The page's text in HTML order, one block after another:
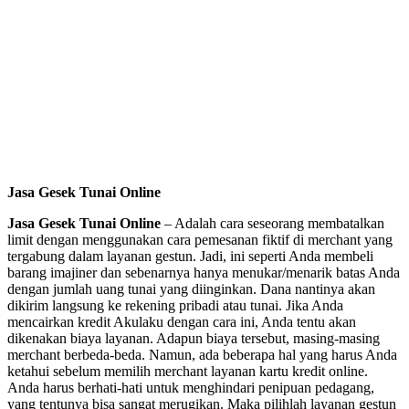
Jasa Gesek Tunai Online
Jasa Gesek Tunai Online – Adalah cara seseorang membatalkan
limit dengan menggunakan cara pemesanan fiktif di merchant yang
tergabung dalam layanan gestun. Jadi, ini seperti Anda membeli
barang imajiner dan sebenarnya hanya menukar/menarik batas Anda
dengan jumlah uang tunai yang diinginkan. Dana nantinya akan
dikirim langsung ke rekening pribadi atau tunai. Jika Anda
mencairkan kredit Akulaku dengan cara ini, Anda tentu akan
dikenakan biaya layanan. Adapun biaya tersebut, masing-masing
merchant berbeda-beda. Namun, ada beberapa hal yang harus Anda
ketahui sebelum memilih merchant layanan kartu kredit online.
Anda harus berhati-hati untuk menghindari penipuan pedagang,
yang tentunya bisa sangat merugikan. Maka pilihlah layanan gestun